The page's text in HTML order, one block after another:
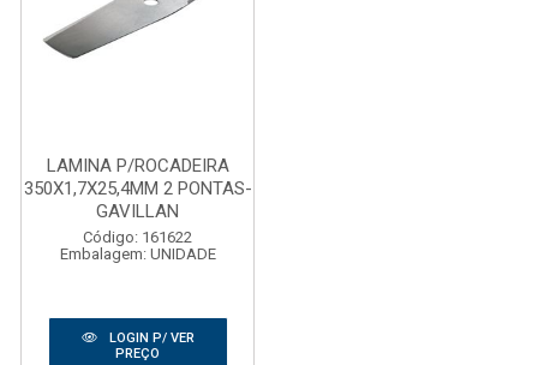
LAMINA P/ROCADEIRA
350X1,7X25,4MM 2 PONTAS-
GAVILLAN
Código: 161622
Embalagem: UNIDADE
LOGIN P/ VER
PREÇO